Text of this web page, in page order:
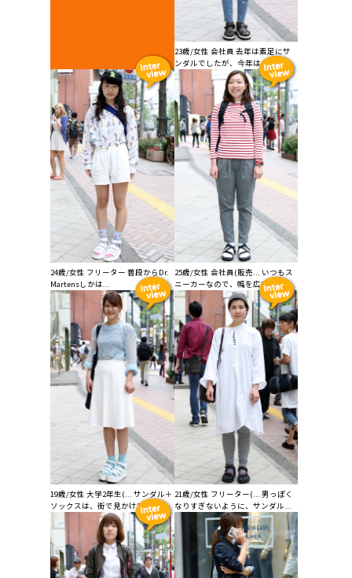
23歳/女性 会社員 去年は素足にサ
ンダルでしたが、今年は...
24歳/女性 フリーター 普段からDr.
Martensしかは...
25歳/女性 会社員(販売... いつもス
ニーカーなので、幅を広げたく...
19歳/女性 大学2年生(... サンダル＋
ソックスは、街で見かけてか...
21歳/女性 フリーター(... 男っぽく
なりすぎないように、サンダル...